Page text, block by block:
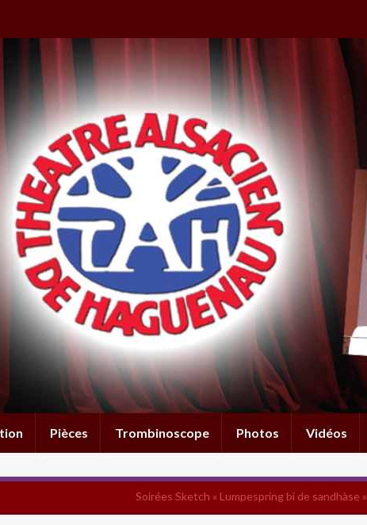
Pièces Trombinoscope Photos Vidéos
Soirées Sketch « Lumpespring bi de sandhàse »